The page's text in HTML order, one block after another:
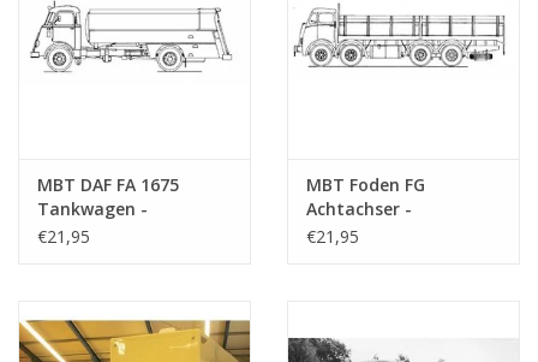
MBT DAF FA 1675
Tankwagen -
Bauzeichnung
€21,95
MBT Foden FG
Achtachser -
Bauzeichnung
€21,95